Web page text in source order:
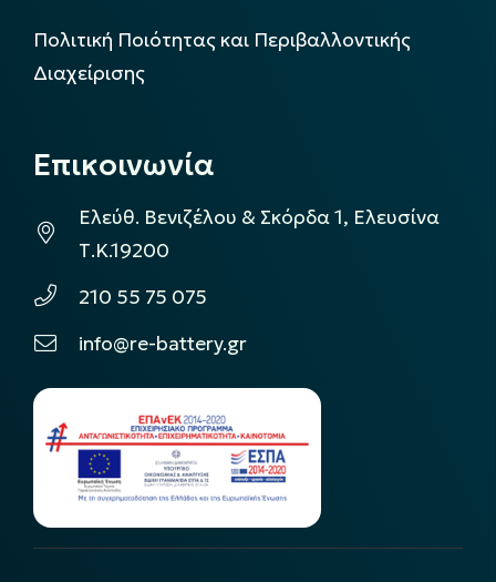
Πολιτική Ποιότητας και Περιβαλλοντικής
Διαχείρισης
Επικοινωνία
Ελεύθ. Βενιζέλου & Σκόρδα 1, Ελευσίνα
Τ.Κ.19200
210 55 75 075
info@re-battery.gr